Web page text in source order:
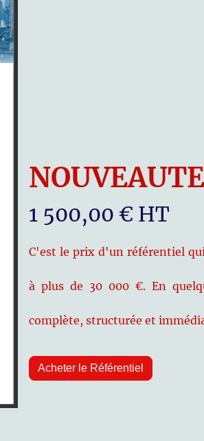
1 500,00 € HT
C'est le prix d'un référentiel
à plus de 30 000 €. En
complète, structurée et
Acheter le Référentiel